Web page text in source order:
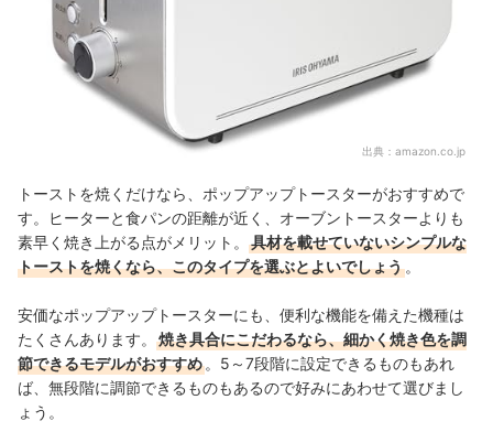
出典： amazon.co.jp
トーストを焼くだけなら、ポップアップトースターがおすすめで
す。ヒーターと食パンの距離が近く、オーブントースターよりも
素早く焼き上がる点がメリット。
具材を載せていないシンプルな
トーストを焼くなら、このタイプを選ぶとよいでしょう 。
安価なポップアップトースターにも、便利な機能を備えた機種は
たくさんあります。
焼き具合にこだわるなら、細かく焼き色を調
節できるモデルがおすすめ 。5～7段階に設定できるものもあれ
ば、無段階に調節できるものもあるので好みにあわせて選びまし
ょう。